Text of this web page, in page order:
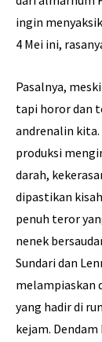
ingin
4 Mei ini,
Pasalnya,
tapi horor dan
andrenalin kita.
produksi
darah,
dipastikan
penuh teror
nenek
Sundari dan
melampiaskan
yang hadir di
kejam.